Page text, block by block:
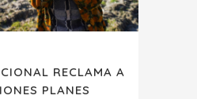
RECLAMA A
PLANES